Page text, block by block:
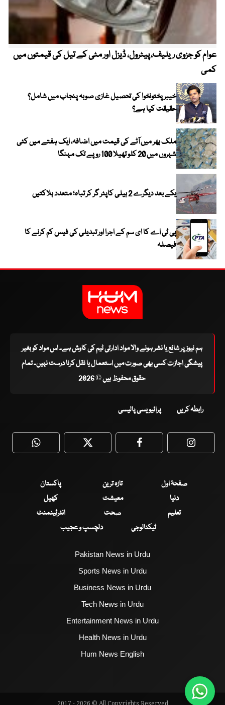
عوام کو جزوی ریلیف، پیٹرول، ڈیزل اور مٹی کے تیل کی قیمتوں میں
کمی
خیبر پختونخوا کی تحصیل غازی صوبہ پنجاب میں شامل؟
حقیقت کیا ہے؟
ملک بھر میں آٹے کی قیمت میں اضافہ، ایک ہفتے میں کئی
شہروں میں 20 کلو تھیلا 100 روپے تک مہنگا
یکے بعد دیگرے 2 ہیلی کاپٹر گر کر تباہ؛ متعدد ہلاکتیں
پی ٹی اے کا ای سم کے اجرا اور تبدیلی کی فیس کم کرنے کا
فیصلہ
ہم نیوز پر شائع یا نشر ہونے والا مواد ادارتی ٹیم کی کاوش ہے۔ اس مواد کو بغیر
پیشگی اجازت کسی بھی صورت میں استعمال یا نقل کرنا درست نہیں۔ تمام
حقوق محفوظ ہیں © 2026
رابطہ کریں پرائیویسی پالیسی
WhatsApp Twitter Facebook
صفحۂ اول تازہ ترین
پاکستان
دنیا
معیشت
کھیل
تعلیم
صحت
انٹرٹینمنٹ
ٹیکنالوجی
دلچسپ و عجیب
Pakistan News in Urdu
Sports News in Urdu
Business News in Urdu
Tech News in Urdu
Entertainment News in Urdu
Health News in Urdu
Hum News English